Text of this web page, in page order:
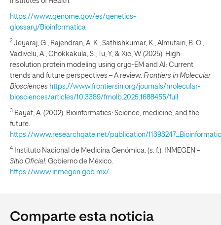
https://www.genome.gov/es/genetics-
glossary/Bioinformatica
2Jeyaraj, G., Rajendran, A. K., Sathishkumar, K., Almutairi, B. O.,
Vadivelu, A., Chokkakula, S., Tu, Y., & Xie, W. (2025). High-
resolution protein modeling using cryo-EM and AI: Current
trends and future perspectives – A review. Frontiers in Molecular
Biosciences https://www.frontiersin.org/journals/molecular-
biosciences/articles/10.3389/fmolb.2025.1688455/full
3 Bayat, A. (2002). Bioinformatics: Science, medicine, and the
future.
https://www.researchgate.net/publication/
4 Instituto Nacional de Medicina Genómica. (s. f.). INMEGEN –
Sitio Oficial. Gobierno de México.
https://www.inmegen.gob.mx/
Comparte esta noticia